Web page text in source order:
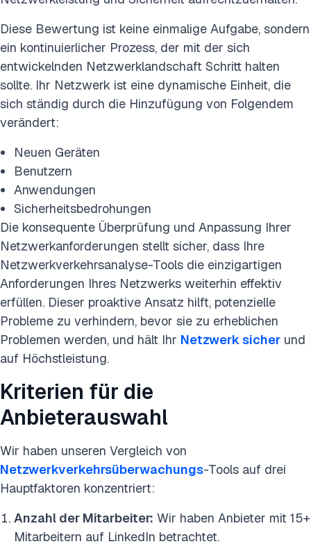
Diese Bewertung ist keine einmalige Aufgabe, sondern
ein kontinuierlicher Prozess, der mit der sich
entwickelnden Netzwerklandschaft Schritt halten
sollte. Ihr Netzwerk ist eine dynamische Einheit, die
sich ständig durch die Hinzufügung von Folgendem
verändert:
Neuen Geräten
Benutzern
Anwendungen
Sicherheitsbedrohungen
Die konsequente Überprüfung und Anpassung Ihrer
Netzwerkanforderungen stellt sicher, dass Ihre
Netzwerkverkehrsanalyse-Tools die einzigartigen
Anforderungen Ihres Netzwerks weiterhin effektiv
erfüllen. Dieser proaktive Ansatz hilft, potenzielle
Probleme zu verhindern, bevor sie zu erheblichen
Problemen werden, und hält Ihr Netzwerk sicher und
auf Höchstleistung.
Kriterien für die
Anbieterauswahl
Wir haben unseren Vergleich von
Netzwerkverkehrsüberwachungs-Tools auf drei
Hauptfaktoren konzentriert:
Anzahl der Mitarbeiter: Wir haben Anbieter mit 15+
Mitarbeitern auf LinkedIn betrachtet.